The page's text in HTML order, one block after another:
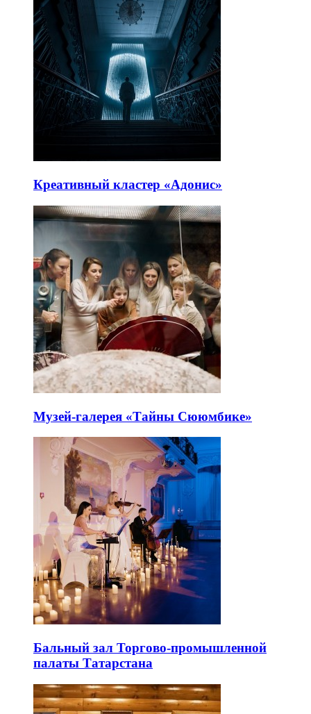
Креативный кластер «Адонис»
Музей-галерея «Тайны Сююмбике»
Бальный зал Торгово-промышленной
палаты Татарстана